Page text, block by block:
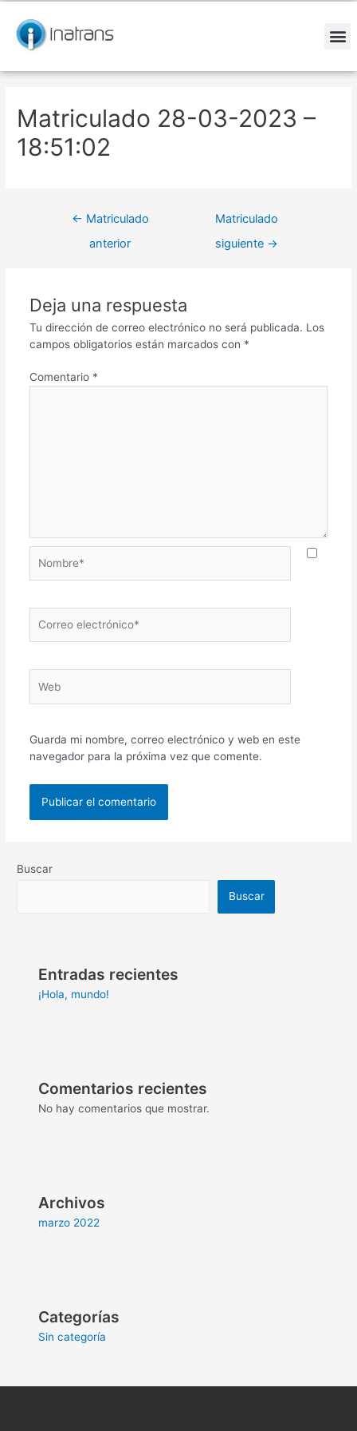
contenido
Matriculado 28-03-2023 –
18:51:02
de
entradas
← Matriculado
anterior
Matriculado
siguiente →
Deja una respuesta
Tu dirección de correo electrónico no será publicada. Los
campos obligatorios están marcados con *
Comentario *
electrónico*
Guarda mi nombre, correo electrónico y web en este
navegador para la próxima vez que comente.
Buscar
Buscar
Entradas recientes
¡Hola, mundo!
Comentarios recientes
No hay comentarios que mostrar.
Archivos
marzo 2022
Categorías
Sin categoría